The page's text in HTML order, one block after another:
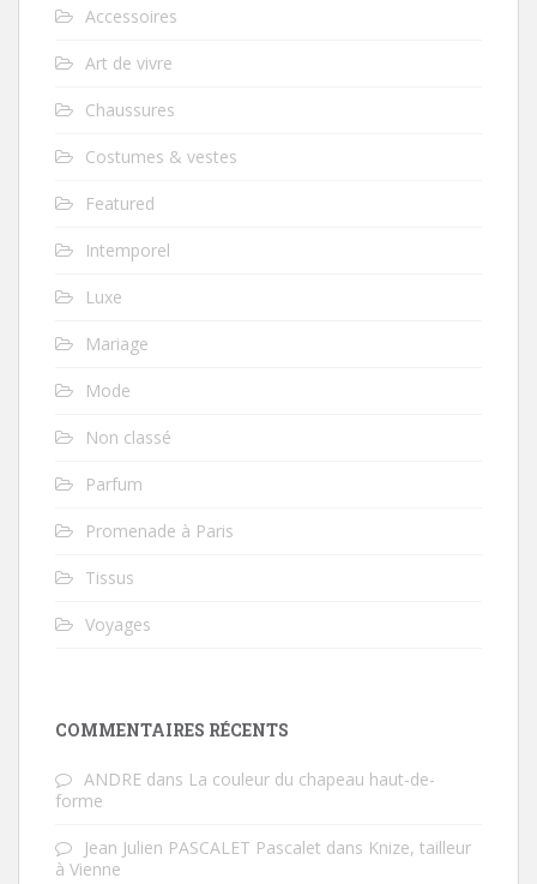
Accessoires
Art de vivre
Chaussures
Costumes & vestes
Featured
Intemporel
Luxe
Mariage
Mode
Non classé
Parfum
Promenade à Paris
Tissus
Voyages
COMMENTAIRES RÉCENTS
ANDRE dans La couleur du chapeau haut-de-
forme
Jean Julien PASCALET Pascalet dans Knize, tailleur
à Vienne